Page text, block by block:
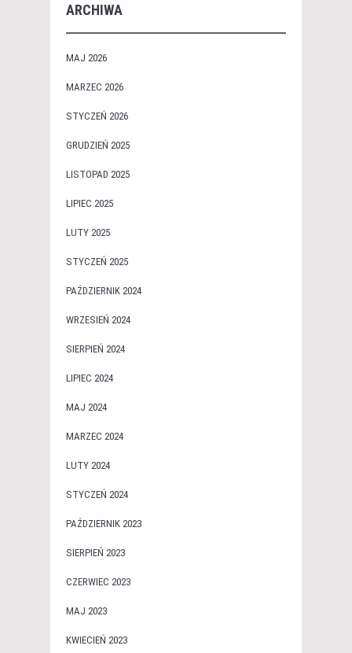
ARCHIWA
MAJ 2026
MARZEC 2026
STYCZEŃ 2026
GRUDZIEŃ 2025
LISTOPAD 2025
LIPIEC 2025
LUTY 2025
STYCZEŃ 2025
PAŹDZIERNIK 2024
WRZESIEŃ 2024
SIERPIEŃ 2024
LIPIEC 2024
MAJ 2024
MARZEC 2024
LUTY 2024
STYCZEŃ 2024
PAŹDZIERNIK 2023
SIERPIEŃ 2023
CZERWIEC 2023
MAJ 2023
KWIECIEŃ 2023